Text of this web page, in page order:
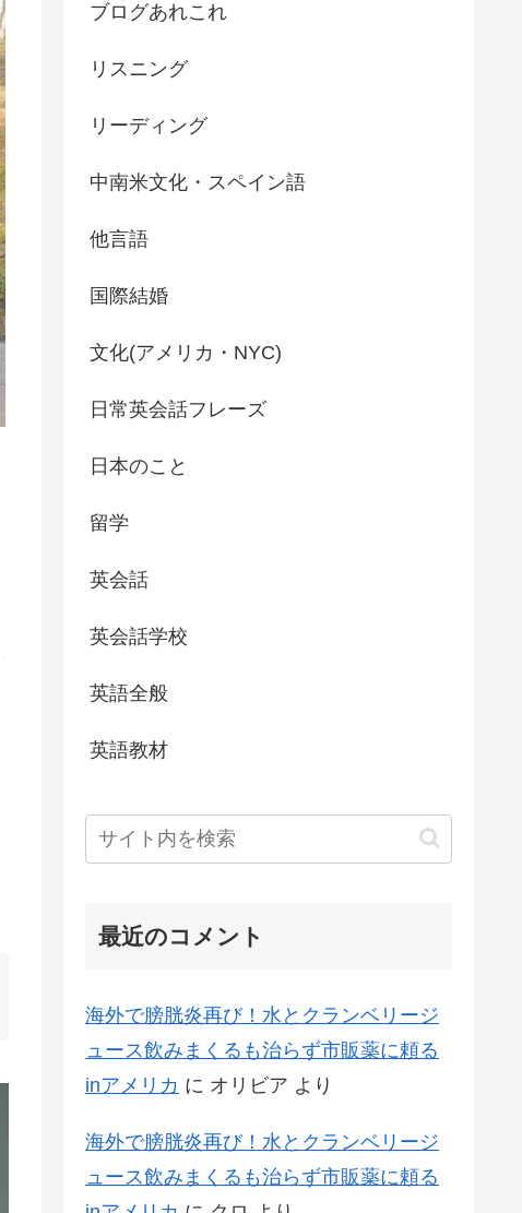
ブログあれこれ
リスニング
リーディング
中南米文化・スペイン語
他言語
国際結婚
文化(アメリカ・NYC)
日常英会話フレーズ
日本のこと
留学
英会話
英会話学校
英語全般
英語教材
最近のコメント
海外で膀胱炎再び！水とクランベリージ
ュース飲みまくるも治らず市販薬に頼る
inアメリカ に オリビア より
海外で膀胱炎再び！水とクランベリージ
ュース飲みまくるも治らず市販薬に頼る